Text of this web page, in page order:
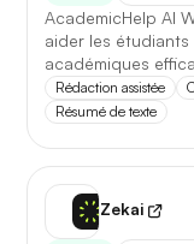
AcademicHelp AI
aider les
académiques
Rédaction assistée
Résumé de texte
Zekai